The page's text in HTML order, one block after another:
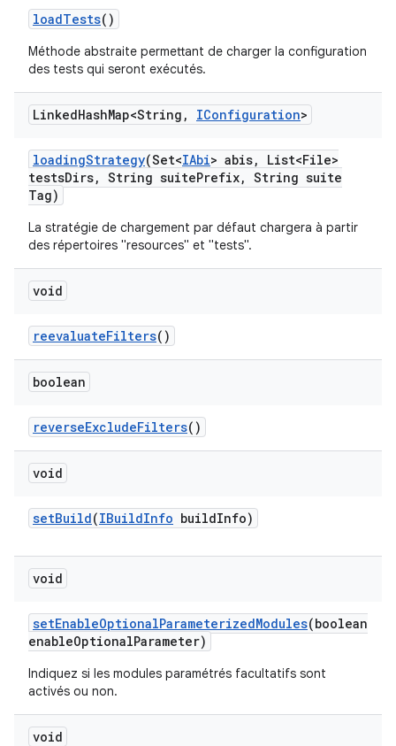
loadTests()
Méthode abstraite permettant de charger la configuration
des tests qui seront exécutés.
LinkedHashMap<String , IConfiguration>
loadingStrategy(Set<IAbi> abis,
List<File>
testsDirs, String suitePrefix, String suite
Tag)
La stratégie de chargement par défaut chargera à partir
des répertoires "resources" et "tests".
void
reevaluateFilters()
boolean
reverseExcludeFilters()
void
setBuild(IBuildInfo buildInfo)
void
setEnableOptionalParameterizedModules(boolean
enableOptionalParameter)
Indiquez si les modules paramétrés facultatifs sont
activés ou non.
void